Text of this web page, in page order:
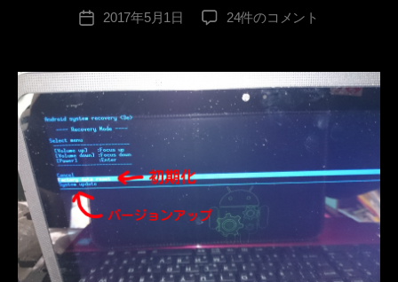
投
e
e
s
pr
投
2017年5月1日
富
ARROWS
Tab
LTE
そ
の
2
へ
の
24件のコメント